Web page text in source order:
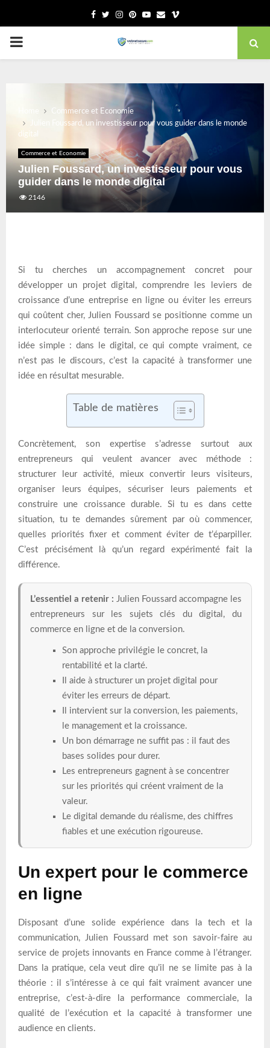
Facebook
TwitterInstagram
PinterestYoutube
EmailVimeo
PRIMARY
Commerce et Economie
Julien Foussard, un investisseur pour vous guider dans le monde
digital
Commerce et Economie
Julien Foussard, un investisseur pour vous
guider dans le monde digital
2146
Si tu cherches un accompagnement concret pour
développer un projet digital, comprendre les leviers de
croissance d’une entreprise en ligne ou éviter les erreurs
qui coûtent cher, Julien Foussard se positionne comme un
interlocuteur orienté terrain. Son approche repose sur une
idée simple : dans le digital, ce qui compte vraiment, ce
n’est pas le discours, c’est la capacité à transformer une
idée en résultat mesurable.
Table de matières
Concrètement, son expertise s’adresse surtout aux
entrepreneurs qui veulent avancer avec méthode :
structurer leur activité, mieux convertir leurs visiteurs,
organiser leurs équipes, sécuriser leurs paiements et
construire une croissance durable. Si tu es dans cette
situation, tu te demandes sûrement par où commencer,
quelles priorités fixer et comment éviter de t’éparpiller.
C’est précisément là qu’un regard expérimenté fait la
différence.
L’essentiel a retenir : Julien Foussard accompagne les
entrepreneurs sur les sujets clés du digital, du
commerce en ligne et de la conversion.
Son approche privilégie le concret, la
rentabilité et la clarté.
Il aide à structurer un projet digital pour
éviter les erreurs de départ.
Il intervient sur la conversion, les paiements,
le management et la croissance.
Un bon démarrage ne suffit pas : il faut des
bases solides pour durer.
Les entrepreneurs gagnent à se concentrer
sur les priorités qui créent vraiment de la
valeur.
Le digital demande du réalisme, des chiffres
fiables et une exécution rigoureuse.
Un expert pour le commerce
en ligne
Disposant d’une solide expérience dans la tech et la
communication, Julien Foussard met son savoir-faire au
service de projets innovants en France comme à l’étranger.
Dans la pratique, cela veut dire qu’il ne se limite pas à la
théorie : il s’intéresse à ce qui fait vraiment avancer une
entreprise, c’est-à-dire la performance commerciale, la
qualité de l’exécution et la capacité à transformer une
audience en clients.